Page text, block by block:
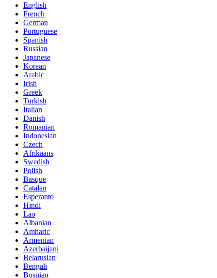
English
French
German
Portuguese
Spanish
Russian
Japanese
Korean
Arabic
Irish
Greek
Turkish
Italian
Danish
Romanian
Indonesian
Czech
Afrikaans
Swedish
Polish
Basque
Catalan
Esperanto
Hindi
Lao
Albanian
Amharic
Armenian
Azerbaijani
Belarusian
Bengali
Bosnian